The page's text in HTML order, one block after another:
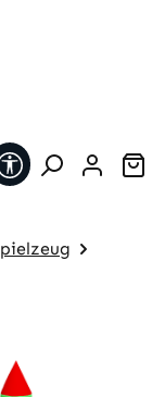
Werkzeugleiste